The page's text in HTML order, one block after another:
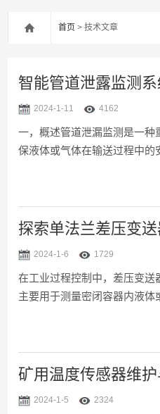
首页 > 技术文章
智能管道泄露监测
2024-1-11 4162
一，概述管道泄漏监测是一种
保液体或气体在输送过程中
监控管道内的流体压力、温
的变化，来检测潜在的泄漏
系统会立即发出警报，以便
监测的重要性不言而喻。首先
大的经济损失。其次，泄漏可
故，对人员安全和设备造成严
环境造成污染，...
2024-1-6 1729
在工业过程控制中，差压变送
主要用于测量密闭容器内液
力差值转化为可测量的电信
其结构与性能，被广泛应用
测量液体或气体在管道中的
中的流量、液位和压力控制至
而精确控制油罐的进液和出液
矿用温度传感器维
2024-1-5 2324